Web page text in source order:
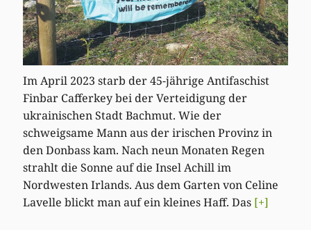
Im April 2023 starb der 45-jährige Antifaschist
Finbar Cafferkey bei der Verteidigung der
ukrainischen Stadt Bachmut. Wie der
schweigsame Mann aus der irischen Provinz in
den Donbass kam. Nach neun Monaten Regen
strahlt die Sonne auf die Insel Achill im
Nordwesten Irlands. Aus dem Garten von Celine
Lavelle blickt man auf ein kleines Haff. Das [+]